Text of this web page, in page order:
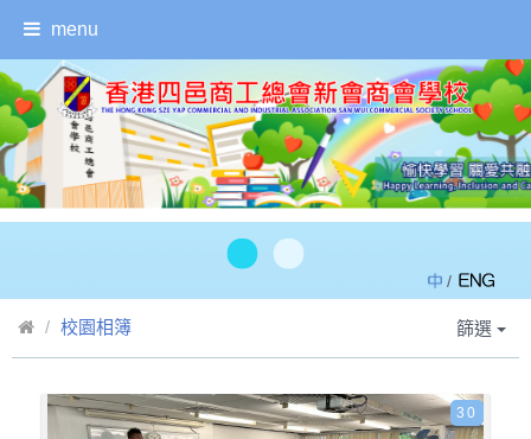
menu
/
校園相簿 篩選
30